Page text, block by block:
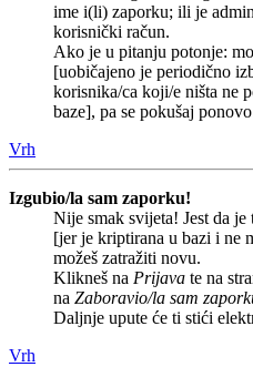
ime i(li) zaporku; ili je
korisnički račun.
Ako je u pitanju potonje:
[uobičajeno je periodično
korisnika/ca koji/e ništa ne
baze], pa se pokušaj
Vrh
Izgubio/la sam zaporku!
Nije smak svijeta! Jest da
[jer je kriptirana u bazi i ne
možeš zatražiti novu.
Klikneš na Prijava te na
na Zaboravio/la sam
Daljnje upute će ti stići
Vrh